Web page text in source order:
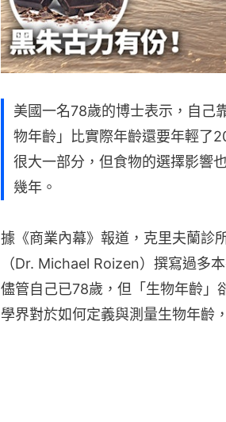
美國一名78歲的博士表示，自己
物年齡」比實際年齡還要年輕了
很大一部分，但食物的選擇影響
幾年。
據《商業內幕》報道，克里夫蘭診
（Dr. Michael Roizen）撰寫過多
儘管自己已78歲，但「生物年齡」
學界對於如何定義與測量生物年齡